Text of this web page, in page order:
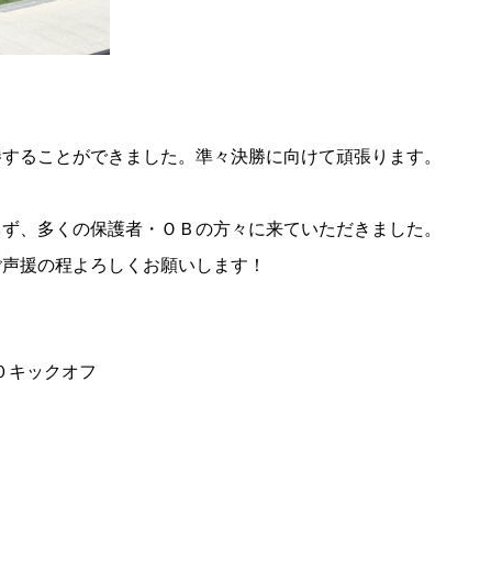
ることができました。準々決勝に向けて頑張ります。
多くの保護者・ＯＢの方々に来ていただきました。
援の程よろしくお願いします！
ックオフ